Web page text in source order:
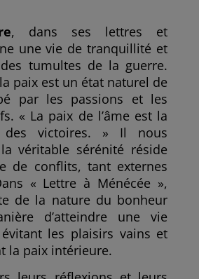
, dans ses lettres et
une vie de tranquillité et
tumultes de la guerre.
paix est un état naturel de
par les passions et les
« La paix de l’âme est la
des victoires. » Il nous
véritable sérénité réside
de conflits, tant externes
« Lettre à Ménécée »,
de la nature du bonheur
d’atteindre une vie
les plaisirs vains et
la paix intérieure.